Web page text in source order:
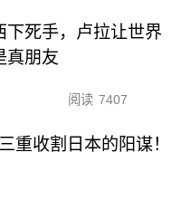
下死手，卢拉让世界
真朋友
阅读 7407
重收割日本的阳谋！